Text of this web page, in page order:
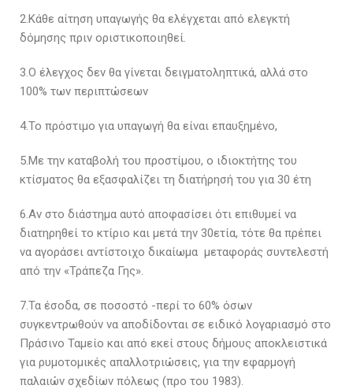
2.Κάθε αίτηση υπαγωγής θα ελέγχεται από ελεγκτή
δόμησης πριν οριστικοποιηθεί.
3.Ο έλεγχος δεν θα γίνεται δειγματοληπτικά, αλλά στο
100% των περιπτώσεων
4.Το πρόστιμο για υπαγωγή θα είναι επαυξημένο,
5.Με την καταβολή του προστίμου, ο ιδιοκτήτης του
κτίσματος θα εξασφαλίζει τη διατήρησή του για 30 έτη
6.Αν στο διάστημα αυτό αποφασίσει ότι επιθυμεί να
διατηρηθεί το κτίριο και μετά την 30ετία, τότε θα πρέπει
να αγοράσει αντίστοιχο δικαίωμα μεταφοράς συντελεστή
από την «Τράπεζα Γης».
7.Τα έσοδα, σε ποσοστό -περί το 60% όσων
συγκεντρωθούν να αποδίδονται σε ειδικό λογαριασμό στο
Πράσινο Ταμείο και από εκεί στους δήμους αποκλειστικά
για ρυμοτομικές απαλλοτριώσεις, για την εφαρμογή
παλαιών σχεδίων πόλεως (προ του 1983).